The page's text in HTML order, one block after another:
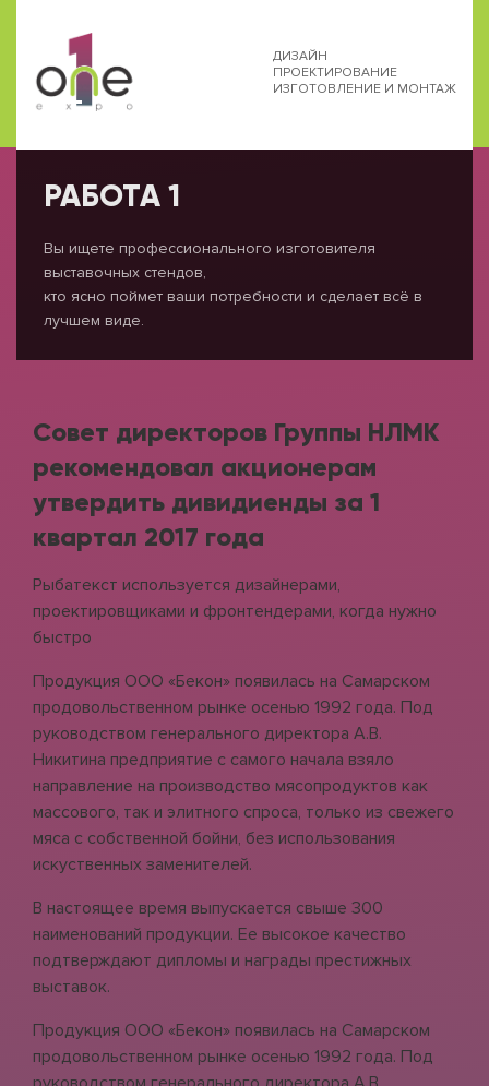
ДИЗАЙН
ПРОЕКТИРОВАНИЕ
ИЗГОТОВЛЕНИЕ И МОНТАЖ
РАБОТА 1
Вы ищете профессионального изготовителя
выставочных стендов,
кто ясно поймет ваши потребности и сделает всё в
лучшем виде.
Совет директоров Группы НЛМК
рекомендовал акционерам
утвердить дивидиенды за 1
квартал 2017 года
Рыбатекст используется дизайнерами,
проектировщиками и фронтендерами, когда нужно
быстро
Продукция ООО «Бекон» появилась на Самарском
продовольственном рынке осенью 1992 года. Под
руководством генерального директора А.В.
Никитина предприятие с самого начала взяло
направление на производство мясопродуктов как
массового, так и элитного спроса, только из свежего
мяса с собственной бойни, без использования
искуственных заменителей.
В настоящее время выпускается свыше 300
наименований продукции. Ее высокое качество
подтверждают дипломы и награды престижных
выставок.
Продукция ООО «Бекон» появилась на Самарском
продовольственном рынке осенью 1992 года. Под